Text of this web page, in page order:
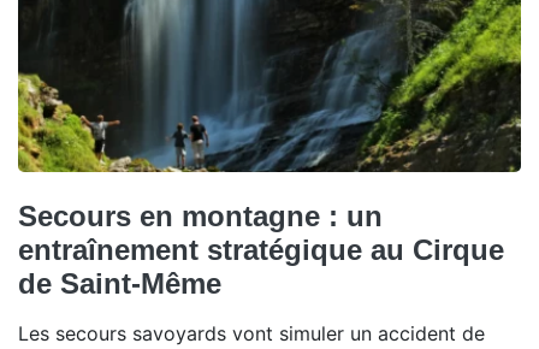
Secours en montagne : un
entraînement stratégique au Cirque
de Saint-Même
Les secours savoyards vont simuler un accident de